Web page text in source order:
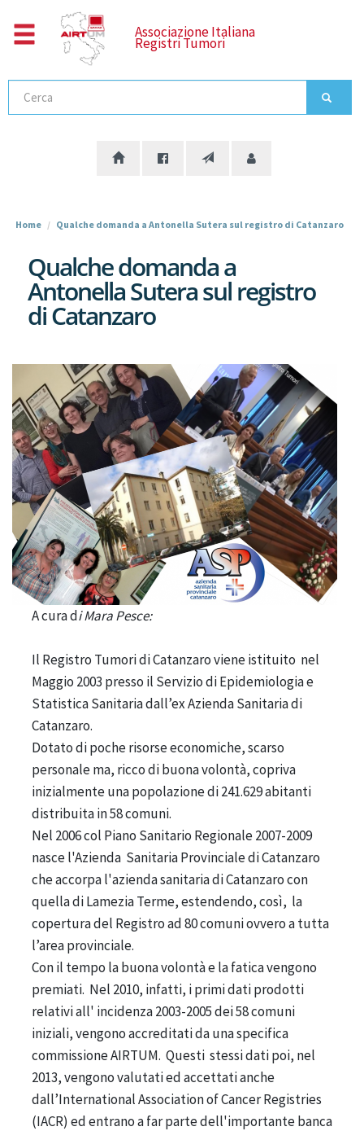
contenuto
Associazione Italiana
Registri Tumori
Home Qualche domanda a Antonella Sutera sul registro di Catanzaro
Qualche domanda a
Antonella Sutera sul registro
di Catanzaro
A cura di Mara Pesce:
Il Registro Tumori di Catanzaro viene istituito nel
Maggio 2003 presso il Servizio di Epidemiologia e
Statistica Sanitaria dall’ex Azienda Sanitaria di
Catanzaro.
Dotato di poche risorse economiche, scarso
personale ma, ricco di buona volontà, copriva
inizialmente una popolazione di 241.629 abitanti
distribuita in 58 comuni.
Nel 2006 col Piano Sanitario Regionale 2007-2009
nasce l'Azienda Sanitaria Provinciale di Catanzaro
che accorpa l'azienda sanitaria di Catanzaro con
quella di Lamezia Terme, estendendo, così, la
copertura del Registro ad 80 comuni ovvero a tutta
l’area provinciale.
Con il tempo la buona volontà e la fatica vengono
premiati. Nel 2010, infatti, i primi dati prodotti
relativi all' incidenza 2003-2005 dei 58 comuni
iniziali, vengono accreditati da una specifica
commissione AIRTUM. Questi stessi dati poi, nel
2013, vengono valutati ed accettati anche
dall’International Association of Cancer Registries
(IACR) ed entrano a far parte dell'importante banca